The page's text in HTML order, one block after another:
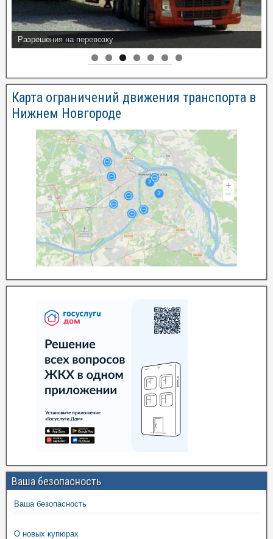
Разрешения на перевозку
Карта ограничений движения транспорта в
Нижнем Новгороде
Ваша безопасность
Ваша безопасность
О новых купюрах